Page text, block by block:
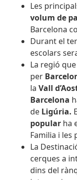
Les
volum de
Barcelona
Durant el
escolars
La regió
per
laVall
Barcelona
de Ligúria.
popular ha
Familia i les
La
cerques a
dins del